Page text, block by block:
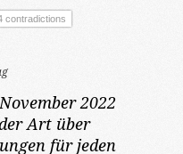
contradictions
2022
Art über
für jeden